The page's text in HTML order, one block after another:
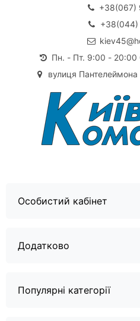
+38(067)
+38(044)
Пн. - Пт. 9:00 -
вулиця Пантелеймона
Особистий кабінет
Додатково
Популярні категорії